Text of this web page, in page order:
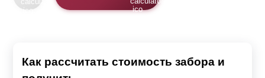
Как рассчитать стоимость забора и